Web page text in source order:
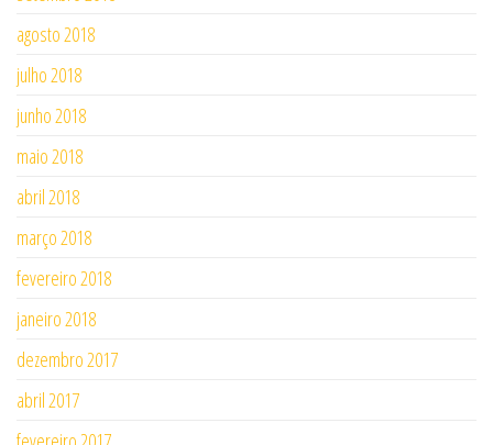
agosto 2018
julho 2018
junho 2018
maio 2018
abril 2018
março 2018
fevereiro 2018
janeiro 2018
dezembro 2017
abril 2017